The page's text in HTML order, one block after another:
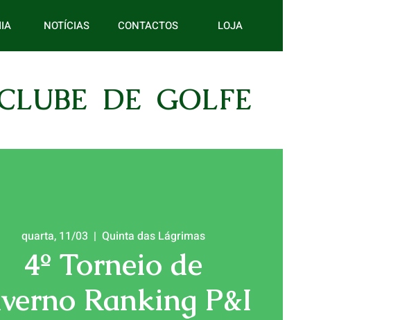
NOTÍCIAS CONTACTOS LOJA
DE GOLFE
quarta, 11/03
  |
Quinta das Lágrimas
4º Torneio de
Ranking P&I